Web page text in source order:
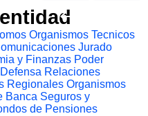
Organismos Tecnicos
Jurado
y Finanzas Poder
Defensa Relaciones
Regionales Organismos
Banca Seguros y
de Pensiones